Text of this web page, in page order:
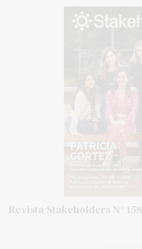
Revista Stakeholders N° 158